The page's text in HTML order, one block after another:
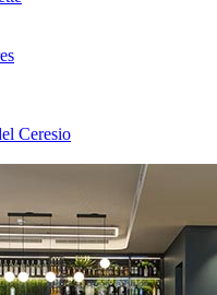
Ceresio